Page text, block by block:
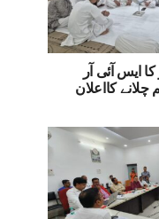
ایس آئی آر
کااعلان